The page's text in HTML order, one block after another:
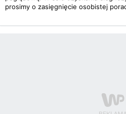
prosimy o zasięgnięcie osobistej